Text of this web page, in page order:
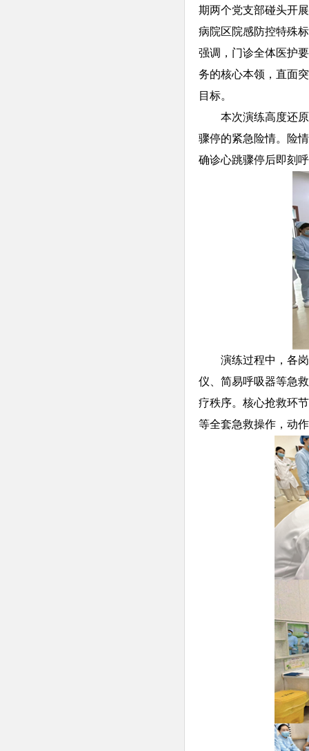
期两个党支部碰头开
病院区院感防控特殊
强调，门诊全体医护
务的核心本领，直面
目标。
本次演练高度还
骤停的紧急险情。险
确诊心跳骤停后即刻
演练过程中，各
仪、简易呼吸器等急
疗秩序。核心抢救环
等全套急救操作，动